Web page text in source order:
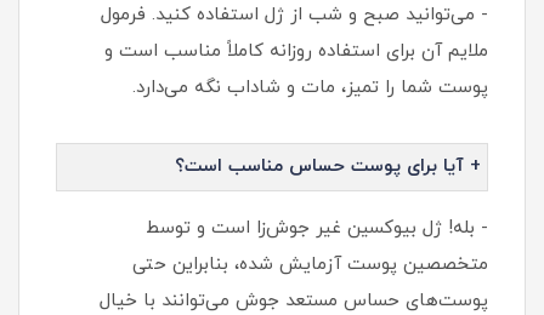
- می‌توانید صبح و شب از ژل استفاده کنید. فرمول
ملایم آن برای استفاده روزانه کاملاً مناسب است و
پوست شما را تمیز، مات و شاداب نگه می‌دارد.
+ آیا برای پوست حساس مناسب است؟
- بله! ژل بیوکسین غیر جوش‌زا است و توسط
متخصصین پوست آزمایش شده، بنابراین حتی
پوست‌های حساس مستعد جوش می‌توانند با خیال